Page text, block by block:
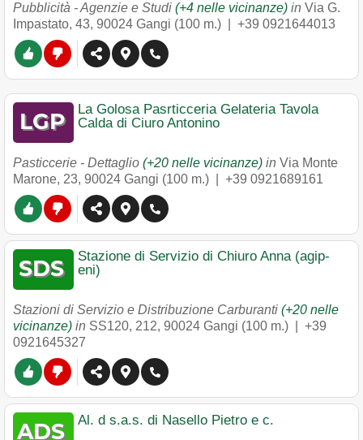
Pubblicità - Agenzie e Studi (+4 nelle vicinanze) in Via G.
Impastato, 43, 90024 Gangi (100 m.) | +39 0921644013
La Golosa Pasrticceria Gelateria Tavola
Calda di Ciuro Antonino
Pasticcerie - Dettaglio (+20 nelle vicinanze) in Via Monte
Marone, 23, 90024 Gangi (100 m.) | +39 0921689161
Stazione di Servizio di Chiuro Anna (agip-
eni)
Stazioni di Servizio e Distribuzione Carburanti (+20 nelle
vicinanze) in SS120, 212, 90024 Gangi (100 m.) | +39
0921645327
Al. d s.a.s. di Nasello Pietro e c.